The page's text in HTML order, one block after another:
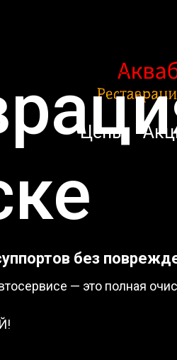
без
— это полная
Цены